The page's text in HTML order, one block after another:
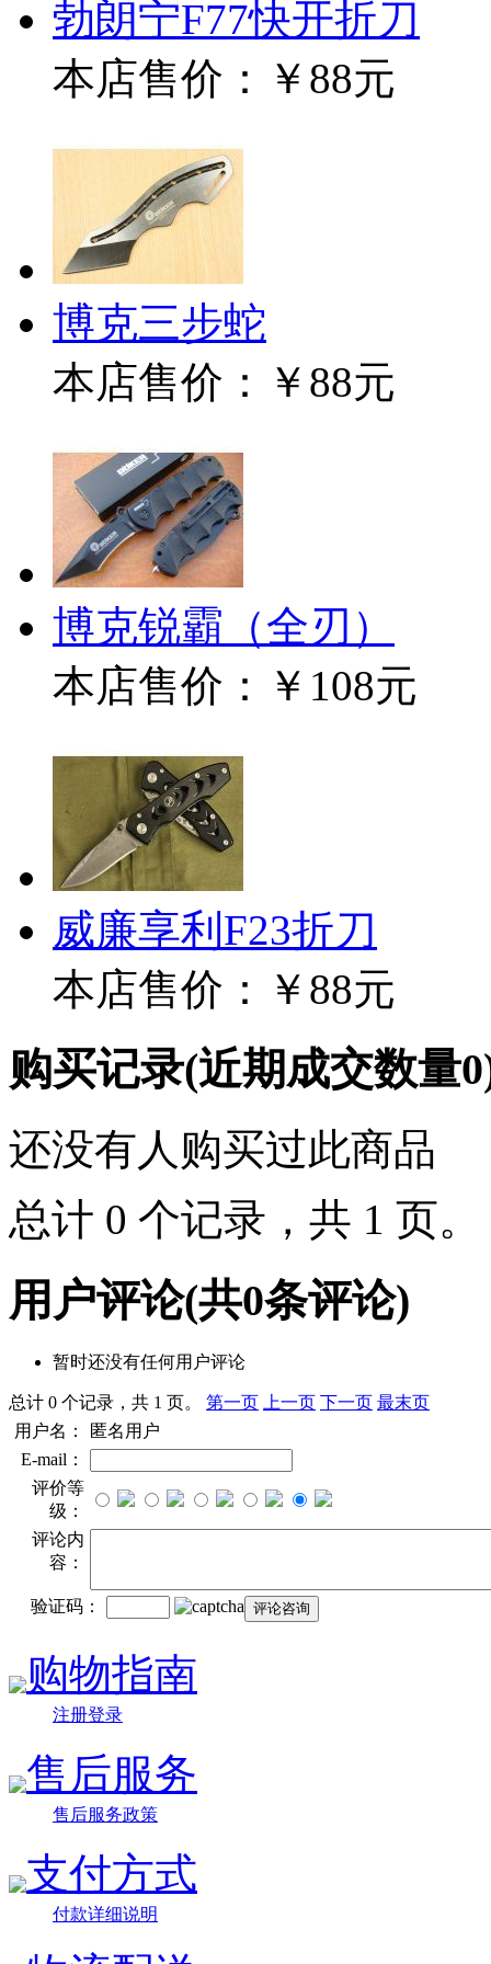
勃朗宁F77快开折刀
本店售价：
￥88元
博克三步蛇
本店售价：
￥88元
博克锐霸（全刃）
本店售价：
￥108元
威廉享利F23折刀
本店售价：
￥88元
购买记录(近期成交数量0
还没有人购买过此商品
总计 0 个记录，共 1 页。
用户评论(共0条评论)
暂时还没有任何用户评论
总计 0 个记录，共 1 页。 第一页 上一页 下一页 最末页
用户名：
匿名用户
E-mail：
评价等
级：
评论内
容：
验证码：
购物指南
注册登录
售后服务
售后服务政策
支付方式
付款详细说明